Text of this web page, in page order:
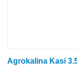
Agrokalina Kasi